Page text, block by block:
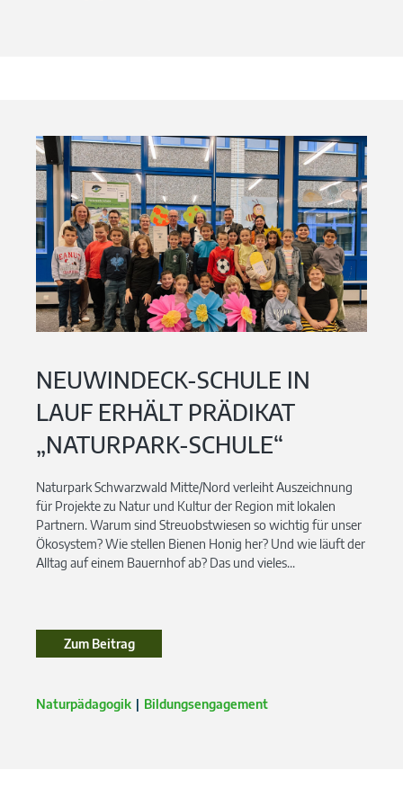
NEUWINDECK-SCHULE IN
LAUF ERHÄLT PRÄDIKAT
„NATURPARK-SCHULE“
Naturpark Schwarzwald Mitte/Nord verleiht Auszeichnung
für Projekte zu Natur und Kultur der Region mit lokalen
Partnern. Warum sind Streuobstwiesen so wichtig für unser
Ökosystem? Wie stellen Bienen Honig her? Und wie läuft der
Alltag auf einem Bauernhof ab? Das und vieles...
Zum BeitragZum Beitrag
Naturpädagogik Bildungsengagement